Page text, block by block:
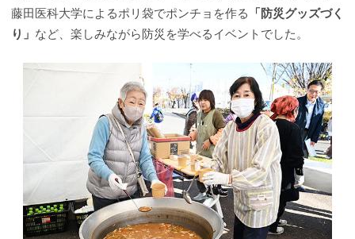
藤田医科大学によるポリ袋でポンチョを作る
「防災グッズづく
り」 など、楽しみながら防災を学べるイベントでした。